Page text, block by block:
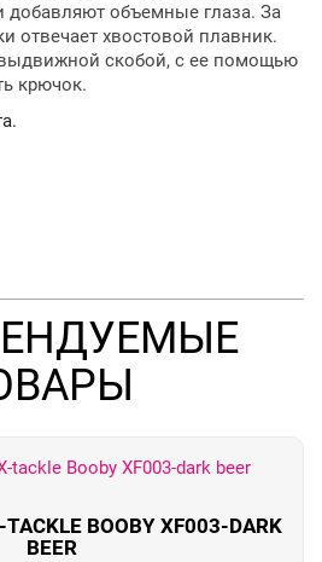
добавляют объемные глаза. За
отвечает хвостовой плавник.
скобой, с ее помощью
крючок.
BOOBY XF003-DARK
BEER